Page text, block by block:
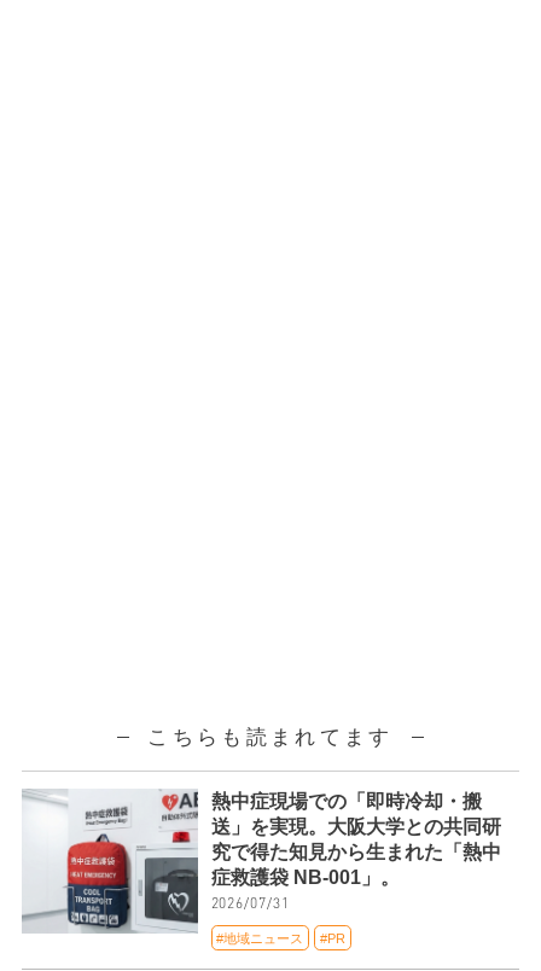
こちらも読まれてます
熱中症現場での「即時冷却・搬
送」を実現。大阪大学との共同研
究で得た知見から生まれた「熱中
症救護袋 NB-001」。
2026/07/31
#地域ニュース #PR